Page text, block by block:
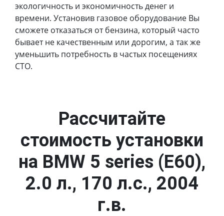
экологичность и экономичность денег и
времени. Установив газовое оборудование Вы
сможете отказаться от бензина, который часто
бывает не качественным или дорогим, а так же
уменьшить потребность в частых посещениях
СТО.
Рассчитайте
стоимость установки
на BMW 5 series (E60),
2.0 л., 170 л.с., 2004
г.в.